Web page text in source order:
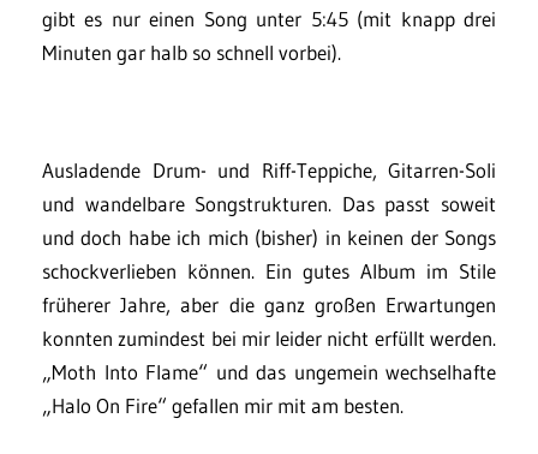
gibt es nur einen Song unter 5:45 (mit knapp drei
Minuten gar halb so schnell vorbei).
Ausladende Drum- und Riff-Teppiche, Gitarren-Soli
und wandelbare Songstrukturen. Das passt soweit
und doch habe ich mich (bisher) in keinen der Songs
schockverlieben können. Ein gutes Album im Stile
früherer Jahre, aber die ganz großen Erwartungen
konnten zumindest bei mir leider nicht erfüllt werden.
„Moth Into Flame“ und das ungemein wechselhafte
„Halo On Fire“ gefallen mir mit am besten.